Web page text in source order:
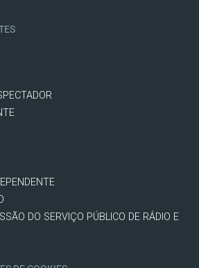
DO SERVIÇO PÚBLICO DE RÁDIO E